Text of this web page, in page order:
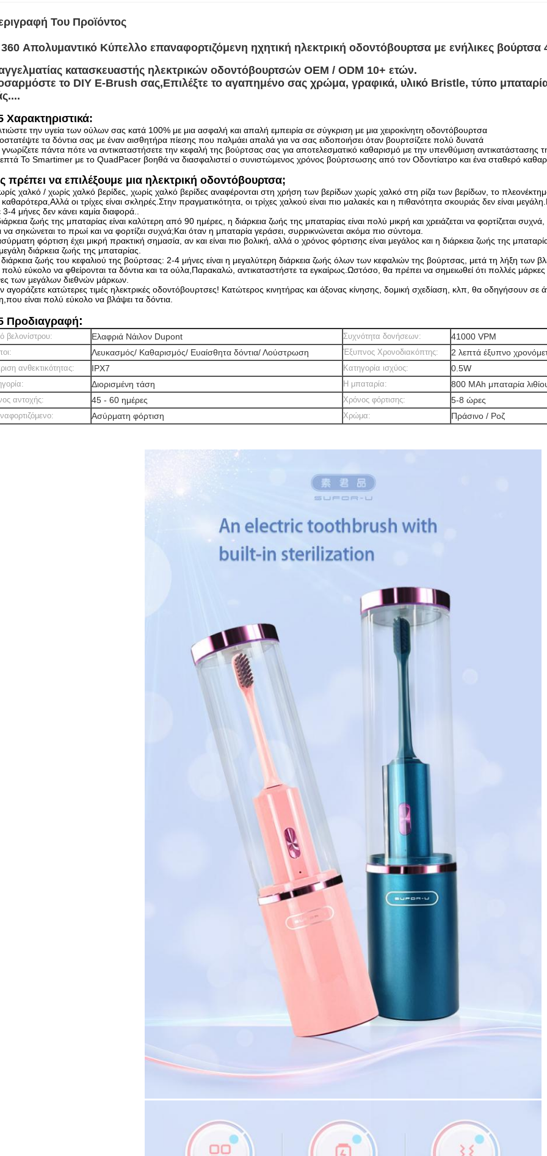
Του Προϊόντος
Απολυμαντικό Κύπελλο επαναφορτιζόμενη ηχητική ηλεκτρική οδοντόβουρτσα με ενήλικες βούρτσα
κατασκευαστής ηλεκτρικών οδοντόβουρτσών OEM / ODM 10+ ετών.
το DIY E-Brush σας,Επιλέξτε το αγαπημένο σας χρώμα, γραφικά, υλικό Bristle, τύπο
Χαρακτηριστικά:
την υγεία των ούλων σας κατά 100% με μια ασφαλή και απαλή εμπειρία σε σύγκριση με μια χειροκίνητη οδοντόβουρτσα
τα δόντια σας με έναν αισθητήρα πίεσης που παλμάει απαλά για να σας ειδοποιήσει όταν βουρτσίζετε πολύ δυνατά
πάντα πότε να αντικαταστήσετε την κεφαλή της βούρτσας σας για αποτελεσματικό καθαρισμό με την υπενθύμιση αντικατάστασης
Το Smartimer με το QuadPacer βοηθά να διασφαλιστεί ο συνιστώμενος χρόνος βούρτσωσης από τον Οδοντίατρο και ένα σταθερό
πρέπει να επιλέξουμε μια ηλεκτρική οδοντόβουρτσα;
χαλκό / χωρίς χαλκό βερίδες, χωρίς χαλκό βερίδες αναφέρονται στη χρήση των βερίδων χωρίς χαλκό στη ρίζα των βερίδων, το
καθαρότερα,Αλλά οι τρίχες είναι σκληρές.Στην πραγματικότητα, οι τρίχες χαλκού είναι πιο μαλακές και η πιθανότητα σκουριάς δεν είναι
3-4 μήνες δεν κάνει καμία διαφορά..
ζωής της μπαταρίας είναι καλύτερη από 90 ημέρες, η διάρκεια ζωής της μπαταρίας είναι πολύ μικρή και χρειάζεται να φορτίζεται
να σηκώνεται το πρωί και να φορτίζει συχνά;Και όταν η μπαταρία γεράσει, συρρικνώνεται ακόμα πιο σύντομα.
φόρτιση έχει μικρή πρακτική σημασία, αν και είναι πιο βολική, αλλά ο χρόνος φόρτισης είναι μεγάλος και η διάρκεια ζωής της
διάρκεια ζωής της μπαταρίας.
ζωής του κεφαλιού της βούρτσας: 2-4 μήνες είναι η μεγαλύτερη διάρκεια ζωής όλων των κεφαλιών της βούρτσας, μετά τη λήξη των
πολύ εύκολο να φθείρονται τα δόντια και τα ούλα,Παρακαλώ, αντικαταστήστε τα εγκαίρως.Ωστόσο, θα πρέπει να σημειωθεί ότι πολλές μάρκες
των μεγάλων διεθνών μάρκων.
αγοράζετε κατώτερες τιμές ηλεκτρικές οδοντόβουρτσες! Κατώτερος κινητήρας και άξονας κίνησης, δομική σχεδίαση, κλπ, θα οδηγήσουν
είναι πολύ εύκολο να βλάψει τα δόντια.
Προδιαγραφή:
βελονίστρου: Ελαφριά Νάιλον Dupont Συχνότητα δονήσεων: 41000 VPM
Λευκασμός/ Καθαρισμός/ Ευαίσθητα δόντια/ Λούστρωση Έξυπνος Χρονοδιακόπτης: 2 λεπτά έξυπνο
ανθεκτικότητας: IPX7 Κατηγορία ισχύος: 0.5W
Διορισμένη τάση Η μπαταρία: 800 MAh μπαταρία
αντοχής: 45 - 60 ημέρες Χρόνος φόρτισης: 5-8 ώρες
Ασύρματη φόρτιση Χρώμα: Πράσινο / Ροζ